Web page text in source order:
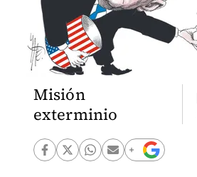
Misión
exterminio